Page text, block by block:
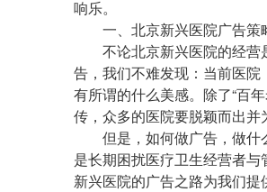
响乐。
一、北京新兴医院广告策
不论北京新兴医院的经营
告，我们不难发现：当前医
有所谓的什么美感。除了“百
传，众多的医院要脱颖而出并
但是，如何做广告，做什
是长期困扰医疗卫生经营者
新兴医院的广告之路为我们